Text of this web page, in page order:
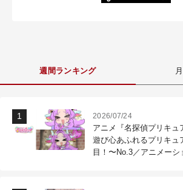
週間ランキング
2026/07/24
アニメ『名探偵プリキュ
遊び心あふれるプリキュ
目！〜No.3／アニメーシ